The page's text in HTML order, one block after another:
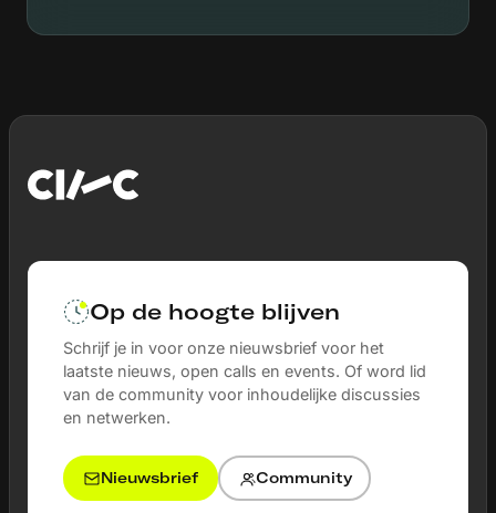
Op de hoogte blijven
Schrijf je in voor onze nieuwsbrief voor het
laatste nieuws, open calls en events. Of word lid
van de community voor inhoudelijke discussies
en netwerken.
Nieuwsbrief Community